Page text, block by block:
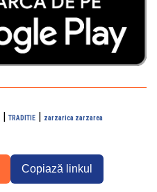
| TRADITIE| zarzarica zarzarea
Copiază linkul